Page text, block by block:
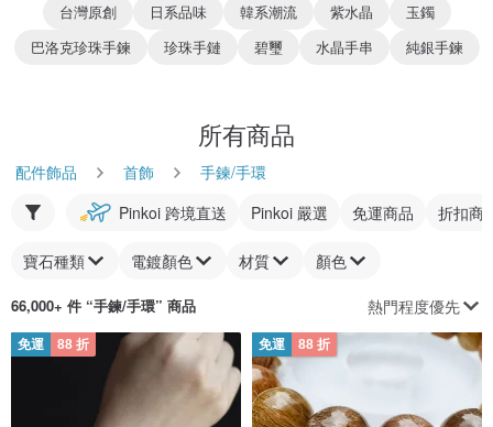
台灣原創 日系品味 韓系潮流 紫水晶
玉鐲
巴洛克珍珠手鍊
珍珠手鏈 碧璽 水晶手串 純銀手鍊
所有商品
配件飾品 首飾
手鍊/手環
Pinkoi 跨境直送
Pinkoi 嚴選 免運商品 折扣商
寶石種類 電鍍顏色 材質 顏色
66,000+ 件 “手鍊/手環” 商品 熱門程度優先
免運 88 折 免運 88 折